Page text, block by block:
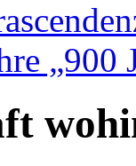
„900